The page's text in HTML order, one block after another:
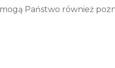
Państwo również